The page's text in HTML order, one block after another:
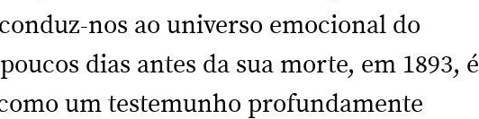
nos ao universo emocional do
dias antes da sua morte, em 1893, é
um testemunho profundamente